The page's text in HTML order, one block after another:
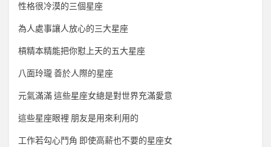
性格很冷漠的三個星座
為人處事讓人放心的三大星座
槓精本精能把你懟上天的五大星座
八面玲瓏 善於人際的星座
元氣滿滿 這些星座女總是對世界充滿愛意
這些星座眼裡 朋友是用來利用的
工作若勾心鬥角 即使高薪也不要的星座女